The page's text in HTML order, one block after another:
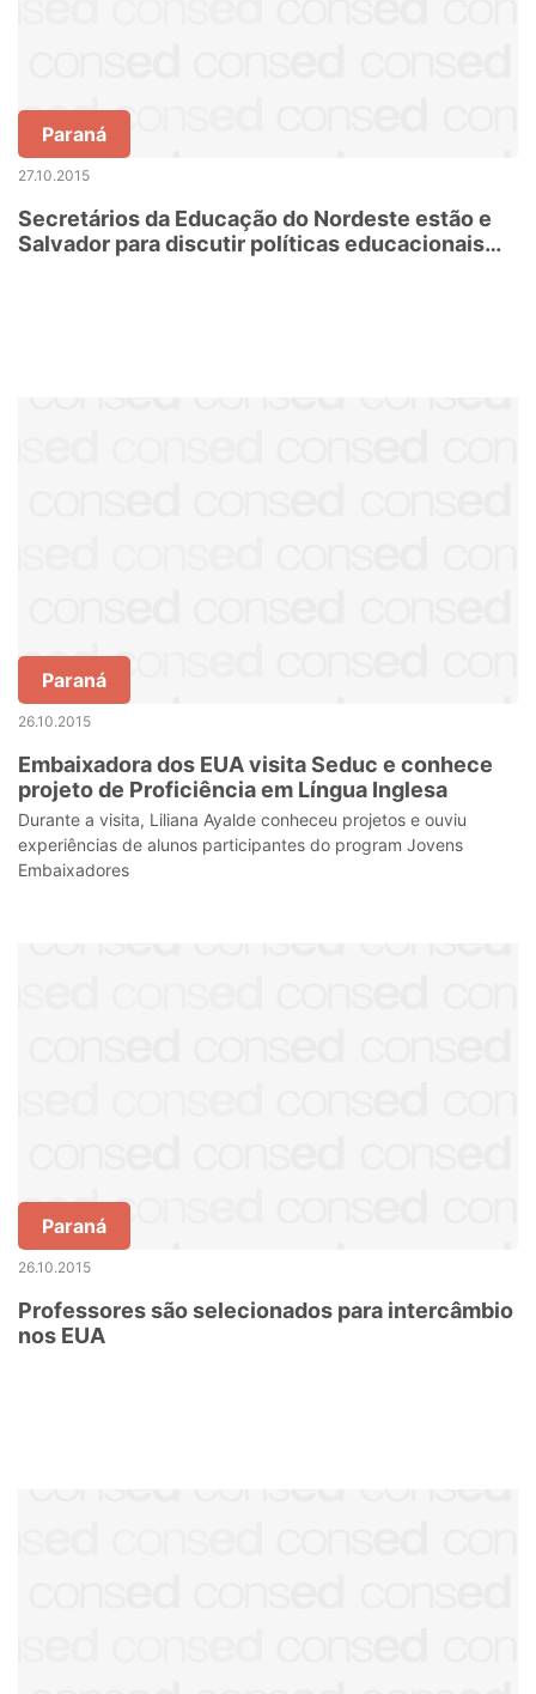
Paraná
27.10.2015
Secretários da Educação do Nordeste estão e
Salvador para discutir políticas educacionais
Paraná
26.10.2015
Embaixadora dos EUA visita Seduc e conhece
projeto de Proficiência em Língua Inglesa
Durante a visita, Liliana Ayalde conheceu projetos e ouviu
experiências de alunos participantes do program Jovens
Embaixadores
Paraná
26.10.2015
Professores são selecionados para intercâmbio
nos EUA